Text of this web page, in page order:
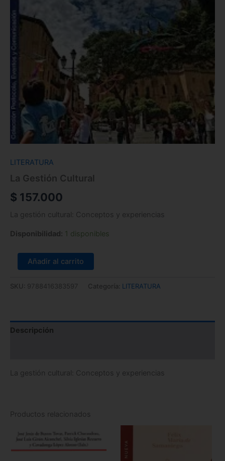
LITERATURA
La Gestión Cultural
$ 157.000
La gestión cultural: Conceptos y experiencias
Disponibilidad: 1 disponibles
Añadir al carrito
SKU: 9788416383597 Categoría: LITERATURA
Descripción
La gestión cultural: Conceptos y experiencias
Productos relacionados